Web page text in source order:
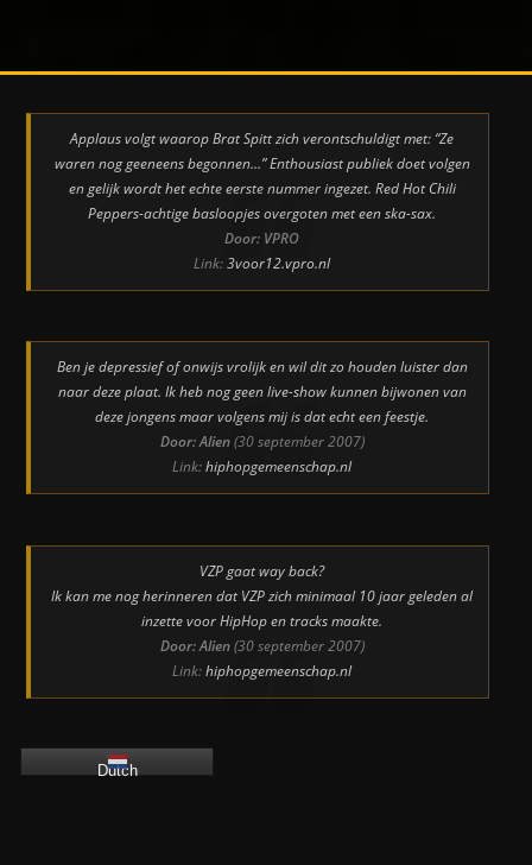
Applaus volgt waarop Brat Spitt zich verontschuldigt met: “Ze
waren nog geeneens begonnen…” Enthousiast publiek doet volgen
en gelijk wordt het echte eerste nummer ingezet. Red Hot Chili
Peppers-achtige basloopjes overgoten met een ska-sax.
Door: VPRO
Link:3voor12.vpro.nl
Ben je depressief of onwijs vrolijk en wil dit zo houden luister dan
naar deze plaat. Ik heb nog geen live-show kunnen bijwonen van
deze jongens maar volgens mij is dat echt een feestje.
Door: Alien(30 september 2007)
Link:hiphopgemeenschap.nl
VZP gaat way back?
Ik kan me nog herinneren dat VZP zich minimaal 10 jaar geleden al
inzette voor HipHop en tracks maakte.
Door: Alien(30 september 2007)
Link:hiphopgemeenschap.nl
Dutch